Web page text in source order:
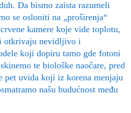
Da bismo zaista razumeli
se osloniti na „proširenja“
kamere koje vide toplotu,
otkrivaju nevidljivo i
koji dopiru tamo gde fotoni
te biološke naočare, pred
pet uvida koji iz korena menjaju
našu budućnost među